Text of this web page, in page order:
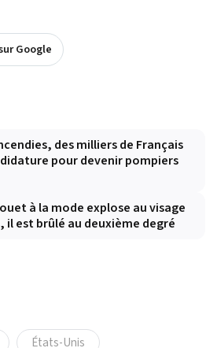
Google
des milliers de Français
pour devenir pompiers
à la mode explose au visage
il est brûlé au deuxième degré
États-Unis